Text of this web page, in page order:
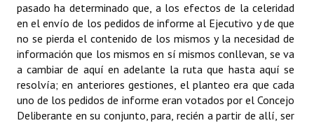
Datos Históricos
Premio al Mérito - Registro
Audiencias Públicas - Registro
Mujeres que Dejaron Huellas - Registro
pasado ha determinado que, a los efectos de la celeridad
en el envío de los pedidos de informe al Ejecutivo y de que
no se pierda el contenido de los mismos y la necesidad de
información que los mismos en sí mismos conllevan, se va
a cambiar de aquí en adelante la ruta que hasta aquí se
resolvía; en anteriores gestiones, el planteo era que cada
uno de los pedidos de informe eran votados por el Concejo
Deliberante en su conjunto, para, recién a partir de allí, ser